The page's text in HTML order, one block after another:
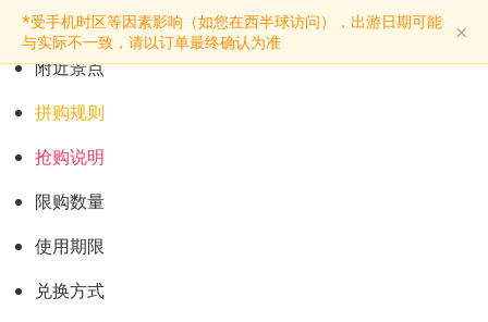
*受手机时区等因素影响（如您在西半球访问），出游日期可能
与实际不一致，请以订单最终确认为准
×
预订购票
景点介绍
附近景点
拼购规则
抢购说明
限购数量
使用期限
兑换方式